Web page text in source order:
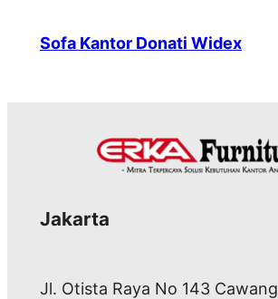
Sofa Kantor Donati Widex
Jakarta
Jl. Otista Raya No 143 Cawang